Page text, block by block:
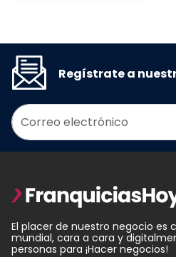
Regístrate a
El placer de nuestro negocio es
mundial, cara a cara y
personas para ¡Hacer negocios!